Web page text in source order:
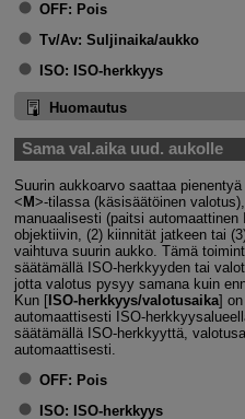
OFF: Pois
Tv/Av: Suljinaika/aukko
ISO: ISO-herkkyys
Huomautus
Sama val.aika uud. aukolle
Suurin aukkoarvo saattaa
M
-tilassa (käsisäätöinen
manuaalisesti (paitsi
objektiivin, (2) kiinnität jatkeen tai
vaihtuva suurin aukko. Tämä
säätämällä ISO-herkkyyden tai
jotta valotus pysyy samana kuin
Kun [ISO-herkkyys/valotusaika]
automaattisesti ISO-
säätämällä ISO-herkkyyttä,
automaattisesti.
OFF: Pois
ISO: ISO-herkkyys